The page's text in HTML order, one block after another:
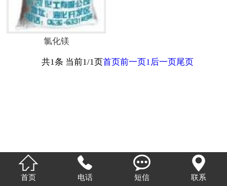
氯化镁
共1条 当前1/1页首页前一页1 后一页尾页

首页

电话

短信

联系